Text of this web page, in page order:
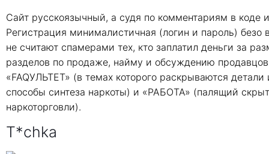
Сайт русскоязычный, а судя по комментариям в
Регистрация минималистичная (логин и пароль)
не считают спамерами тех, кто заплатил деньги за
разделов по продаже, найму и обсуждению
«FAQУЛЬТЕТ» (в темах которого раскрываются
способы синтеза наркоты) и «РАБОТА» (палящий
наркоторговли).
T*chka